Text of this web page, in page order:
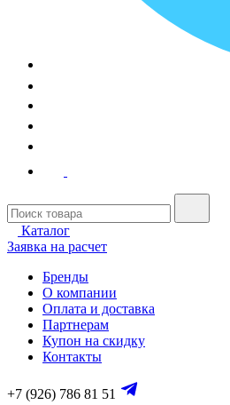
Каталог
Заявка на расчет
Бренды
О компании
Оплата и доставка
Партнерам
Купон на скидку
Контакты
+7 (926) 786 81 51